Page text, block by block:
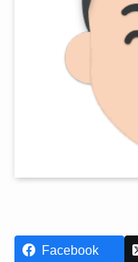
Facebook